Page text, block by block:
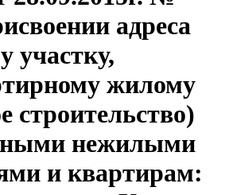
адреса
участку,
жилому
строительство)
нежилыми
и квартирам: